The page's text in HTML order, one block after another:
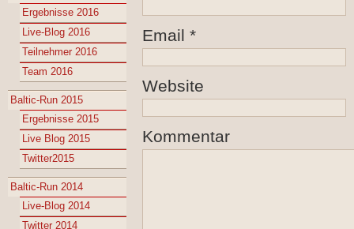
Ergebnisse 2016
Live-Blog 2016
Teilnehmer 2016
Team 2016
Baltic-Run 2015
Ergebnisse 2015
Live Blog 2015
Twitter2015
Baltic-Run 2014
Live-Blog 2014
Twitter 2014
Email *
Website
Kommentar